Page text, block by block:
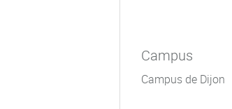
Campus
Campus de Dijon